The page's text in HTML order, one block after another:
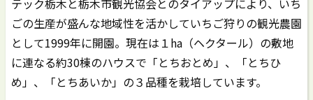
ごの生産が盛んな地域性を活かしていちご狩りの観光農園
として1999年に開園。現在は１ha（ヘクタール）の敷地
に連なる約30棟のハウスで「とちおとめ」、「とちひ
め」、「とちあいか」の３品種を栽培しています。